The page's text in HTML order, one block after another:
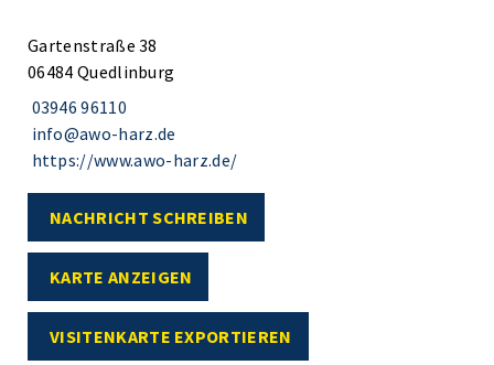
Gartenstraße 38
06484 Quedlinburg
03946 96110
info@awo-harz.de
https://www.awo-harz.de/
NACHRICHT SCHREIBEN
KARTE ANZEIGEN
VISITENKARTE EXPORTIEREN